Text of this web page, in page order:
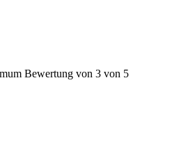
Bewertung von 3 von 5